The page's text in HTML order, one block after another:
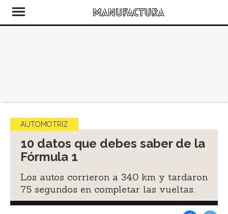
AUTOMOTRIZ
10 datos que debes saber de la
Fórmula 1
Los autos corrieron a 340 km y tardaron
75 segundos en completar las vueltas.